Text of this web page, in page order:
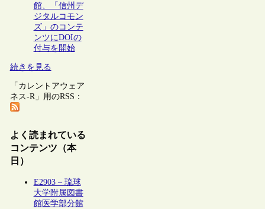
館、「信州デ
ジタルコモン
ズ」のコンテ
ンツにDOIの
付与を開始
続きを見る
「カレントアウェア
ネス-R」用のRSS：
よく読まれている
コンテンツ（本
日）
E2903 – 琉球
大学附属図書
館医学部分館